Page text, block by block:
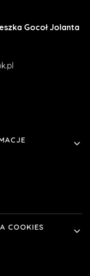
Gocoł Jolanta
COOKIES